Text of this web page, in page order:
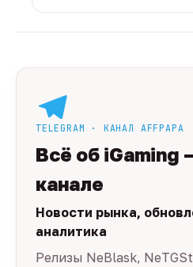
TELEGRAM · КАНАЛ AFFPAPA
Всё об iGaming
канале
Новости рынка,
аналитика
Релизы NeBlask,